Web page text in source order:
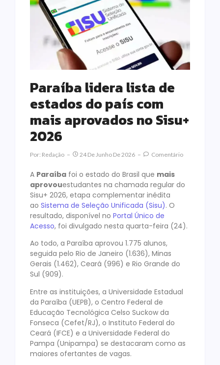
Paraíba lidera lista de
estados do país com
mais aprovados no Sisu+
2026
Por: Redação 24 De Junho De 2026 Comentário
A Paraíba foi o estado do Brasil que mais
aprovouestudantes na chamada regular do
Sisu+ 2026, etapa complementar inédita
ao Sistema de Seleção Unificada (Sisu). O
resultado, disponível no Portal Único de
Acesso, foi divulgado nesta quarta-feira (24).
Ao todo, a Paraíba aprovou 1.775 alunos,
seguida pelo Rio de Janeiro (1.636), Minas
Gerais (1.462), Ceará (996) e Rio Grande do
Sul (909).
Entre as instituições, a Universidade Estadual
da Paraíba (UEPB), o Centro Federal de
Educação Tecnológica Celso Suckow da
Fonseca (Cefet/RJ), o Instituto Federal do
Ceará (IFCE) e a Universidade Federal do
Pampa (Unipampa) se destacaram como as
maiores ofertantes de vagas.